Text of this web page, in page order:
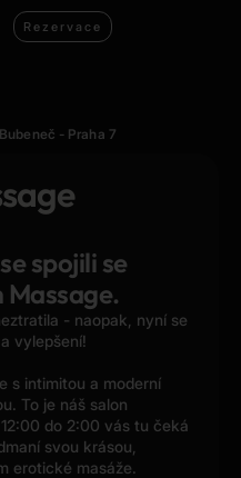
Rezervace
- Praha 7
spojili se
- naopak, nyní se
vylepšení!
s intimitou a moderní
To je náš salon
do 2:00 vás tu čeká
svou krásou,
erotické masáže.